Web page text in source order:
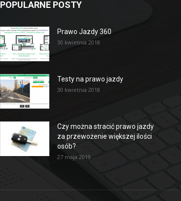
POPULARNE POSTY
Prawo Jazdy 360
30 kwietnia 2018
Testy na prawo jazdy
30 kwietnia 2018
Czy można stracić prawo jazdy
za przewożenie większej ilości
osób?
27 maja 2019